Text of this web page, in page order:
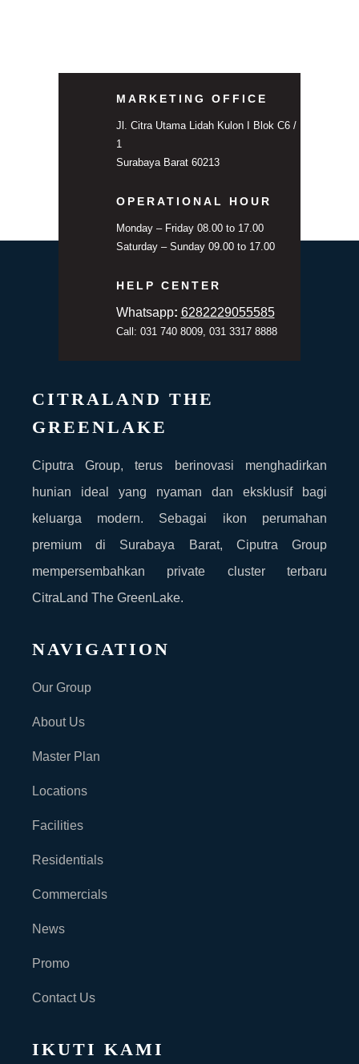
MARKETING OFFICE
Jl. Citra Utama Lidah Kulon I Blok C6 /
1
Surabaya Barat 60213
OPERATIONAL HOUR
Monday – Friday 08.00 to 17.00
Saturday – Sunday 09.00 to 17.00
HELP CENTER
Whatsapp: 6282229055585
Call: 031 740 8009, 031 3317 8888
CITRALAND THE
GREENLAKE
Ciputra Group, terus berinovasi menghadirkan
hunian ideal yang nyaman dan eksklusif bagi
keluarga modern. Sebagai ikon perumahan
premium di Surabaya Barat, Ciputra Group
mempersembahkan private cluster terbaru
CitraLand The GreenLake.
NAVIGATION
Our Group
About Us
Master Plan
Locations
Facilities
Residentials
Commercials
News
Promo
Contact Us
IKUTI KAMI